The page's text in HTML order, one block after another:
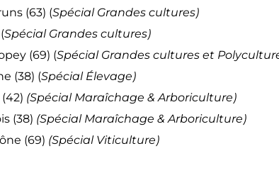
(63) (Spécial Grandes cultures)
Spécial Grandes cultures)
(69) (Spécial Grandes cultures et
(38) (Spécial Élevage)
(Spécial Maraîchage & Arboriculture)
(38) (Spécial Maraîchage & Arboriculture)
(69) (Spécial Viticulture)